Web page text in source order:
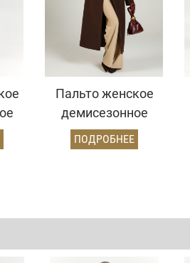
Пальто женское
демисезонное
26102 (шоколад)
ПОДРОБНЕЕ